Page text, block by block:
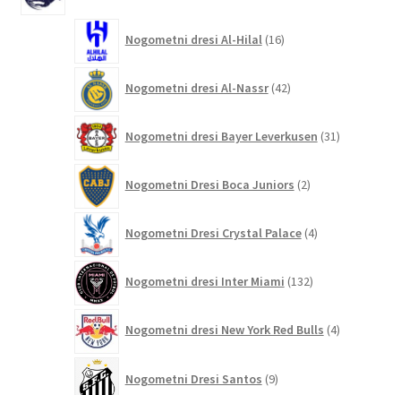
Nogometni dresi Al-Hilal 16izdelkov
Nogometni dresi Al-Nassr 42izdelkov
Nogometni dresi Bayer Leverkusen 31izdelkov
Nogometni Dresi Boca Juniors 2izdelka
Nogometni Dresi Crystal Palace 4izdelki
Nogometni dresi Inter Miami 132izdelkov
Nogometni dresi New York Red Bulls 4izdelki
Nogometni Dresi Santos 9izdelkov